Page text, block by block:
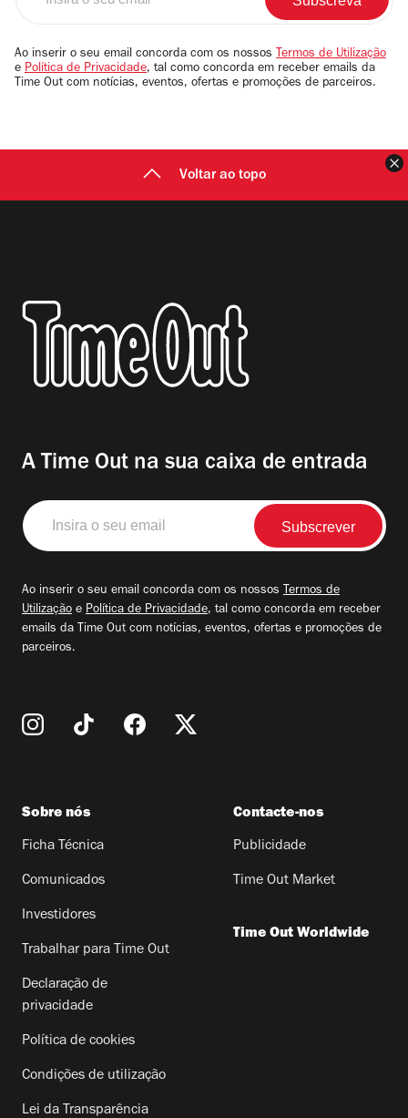
email
Ao inserir o seu email concorda com os nossos Termos de Utilização
e Política de Privacidade, tal como concorda em receber emails da
Time Out com notícias, eventos, ofertas e promoções de parceiros.
Voltar ao topo
A Time Out na sua caixa de entrada
Insira
o
seu
Ao inserir o seu email concorda com os nossos Termos de
Utilização e Política de Privacidade, tal como concorda em receber
emails da Time Out com notícias, eventos, ofertas e promoções de
parceiros.
Sobre nós
Ficha Técnica
Comunicados
Investidores
Trabalhar para Time Out
Declaração de
privacidade
Política de cookies
Condições de utilização
Lei da Transparência
Contacte-nos
Publicidade
Time Out Market
Time Out Worldwide